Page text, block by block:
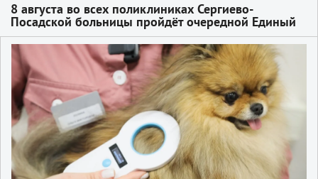
8 августа во всех поликлиниках Сергиево-
Посадской больницы пройдёт очередной Единый
день диспансеризации
2